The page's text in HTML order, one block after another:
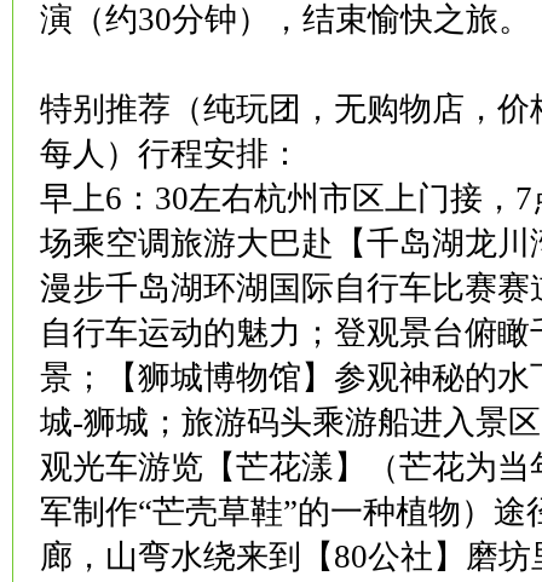
演（约30分钟），结束愉快之旅。
特别推荐（纯玩团，无购物店，价
每人）行程安排：
早上6：30左右杭州市区上门接，
场乘空调旅游大巴赴【千岛湖龙川
漫步千岛湖环湖国际自行车比赛赛
自行车运动的魅力；登观景台俯瞰
景；【狮城博物馆】参观神秘的水
城-狮城；旅游码头乘游船进入景
观光车游览【芒花漾】（芒花为当
军制作“芒壳草鞋”的一种植物）途
廊，山弯水绕来到【80公社】磨坊